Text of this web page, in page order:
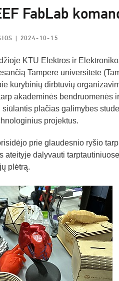
FabLab
| 2024-10-15
KTU Elektros ir
Tampere universitete
kūrybinių dirbtuvių
akademinės bendruomenės
siūlantis plačias galimybes
projektus.
prie glaudesnio ryšio
ateityje dalyvauti
plėtrą.